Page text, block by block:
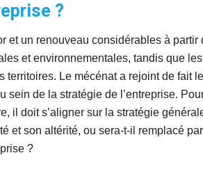
?
et un renouveau considérables à partir
et environnementales, tandis que les
territoires. Le mécénat a rejoint de fait
de la stratégie de l’entreprise.
il doit s’aligner sur la stratégie
et son altérité, ou sera-t-il remplacé
?